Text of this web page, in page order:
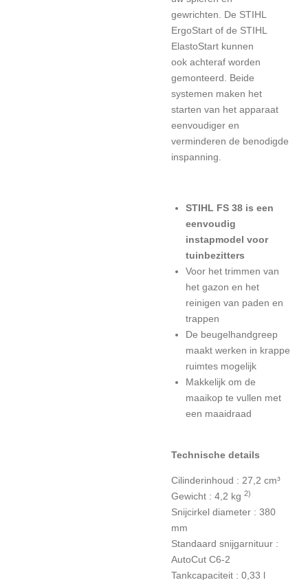
gewrichten.
De STIHL
ErgoStart of de STIHL
ElastoStart kunnen
ook achteraf worden
gemonteerd.
Beide
systemen maken het
starten van het apparaat
eenvoudiger en
verminderen de benodigde
inspanning.
STIHL FS 38 is een
eenvoudig
instapmodel voor
tuinbezitters
Voor het trimmen van
het gazon en het
reinigen van paden en
trappen
De beugelhandgreep
maakt werken in krappe
ruimtes mogelijk
Makkelijk om de
maaikop te vullen met
een maaidraad
Technische details
Cilinderinhoud : 27,2 cm³
Gewicht : 4,2 kg 2)
Snijcirkel diameter : 380
mm
Standaard snijgarnituur :
AutoCut C6-2
Tankcapaciteit : 0,33 l